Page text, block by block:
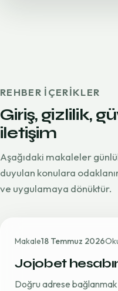
REHBER IÇERIKLER
Giriş, gizlilik,
iletişim
Aşağıdaki makaleler
duyulan konulara
ve uygulamaya dönüktür.
Makale18 Temmuz 2026
Jojobet
Doğru adrese